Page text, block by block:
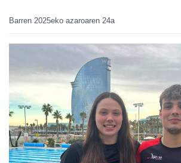
Barren 2025eko azaroaren 24a